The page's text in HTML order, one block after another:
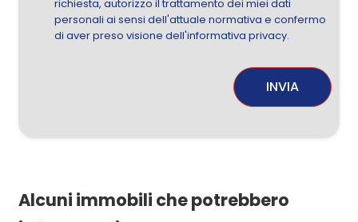
richiesta, autorizzo il trattamento dei miei dati
personali ai sensi dell'attuale normativa e confermo
di aver preso visione dell'informativa privacy.
INVIA
Alcuni immobili che potrebbero